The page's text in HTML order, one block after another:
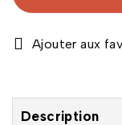
Description